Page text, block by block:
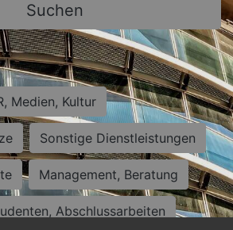
Suchen
Medien, Kultur
Sonstige Dienstleistungen
Management, Beratung
Abschlussarbeiten